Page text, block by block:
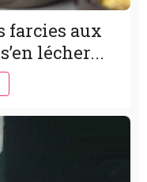
farcies aux
lécher...